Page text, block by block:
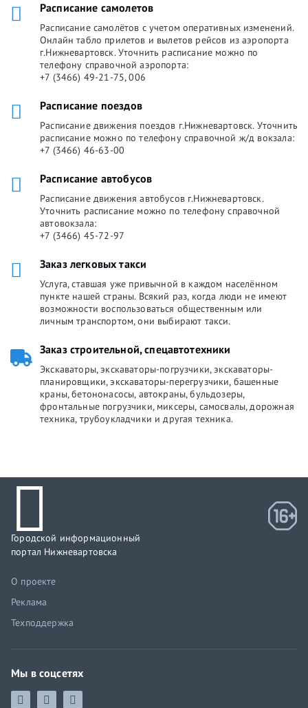
Расписание самолетов
Расписание самолётов с учетом оперативных изменений.
Онлайн табло прилетов и вылетов рейсов из аэропорта
г.Нижневартовск. Уточнить расписание можно по
телефону справочной аэропорта:
+7 (3466) 49-21-75, 006
Расписание поездов
Расписание движения поездов г.Нижневартовск. Уточнить
расписание можно по телефону справочной ж/д вокзала:
+7 (3466) 46-63-00
Расписание автобусов
Расписание движения автобусов г.Нижневартовск.
Уточнить расписание можно по телефону справочной
автовокзала:
+7 (3466) 45-72-97
Заказ легковых такси
Услуга, ставшая уже привычной в каждом населённом
пункте нашей страны. Всякий раз, когда люди не имеют
возможности воспользоваться общественным или
личным транспортом, они выбирают такси.
Заказ строительной, спецавтотехники
Экскаваторы, экскаваторы-погрузчики, экскаваторы-
планировщики, экскаваторы-перегрузчики, башенные
краны, бетононасосы, автокраны, бульдозеры,
фронтальные погрузчики, миксеры, самосвалы, дорожная
техника, трубоукладчики и другая техника.
Городской информационный
портал Нижневартовска
О проекте
Реклама
Техподдержка
Мы в соцсетях